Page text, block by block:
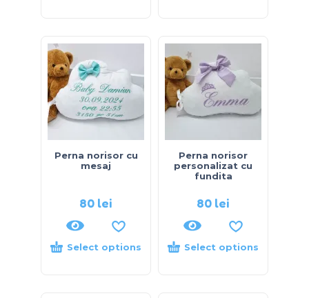
Perna norisor cu
mesaj
80 lei
Select options
Perna norisor
personalizat cu
fundita
80 lei
Select options